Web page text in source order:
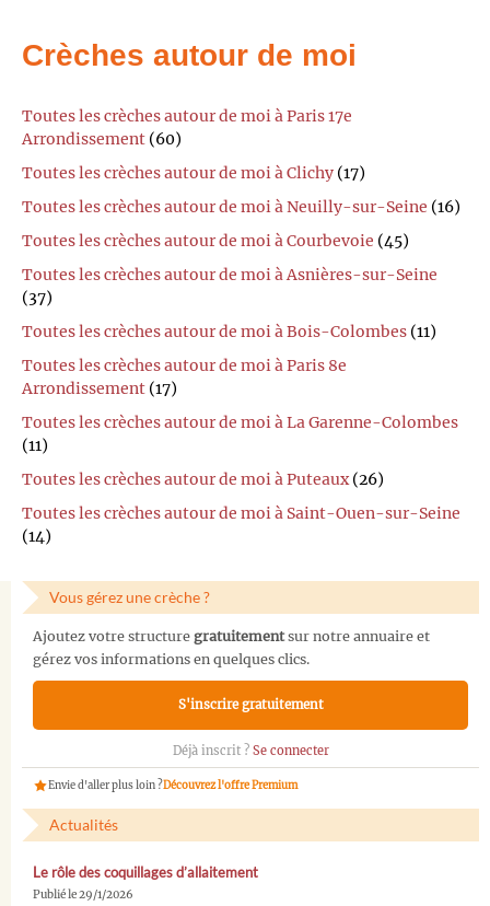
Crèches autour de moi
Toutes les crèches autour de moi à Paris 17e
Arrondissement (60)
Toutes les crèches autour de moi à Clichy (17)
Toutes les crèches autour de moi à Neuilly-sur-Seine (16)
Toutes les crèches autour de moi à Courbevoie (45)
Toutes les crèches autour de moi à Asnières-sur-Seine
(37)
Toutes les crèches autour de moi à Bois-Colombes (11)
Toutes les crèches autour de moi à Paris 8e
Arrondissement (17)
Toutes les crèches autour de moi à La Garenne-Colombes
(11)
Toutes les crèches autour de moi à Puteaux(26)
Toutes les crèches autour de moi à Saint-Ouen-sur-Seine
(14)
Vous gérez une crèche ?
Ajoutez votre structure gratuitementsur notre annuaire et
gérez vos informations en quelques clics.
S'inscrire gratuitement
Déjà inscrit ? Se connecter
Envie d'aller plus loin ?Découvrez l'offre Premium
Actualités
Le rôle des coquillages d’allaitement
Publié le 29/1/2026